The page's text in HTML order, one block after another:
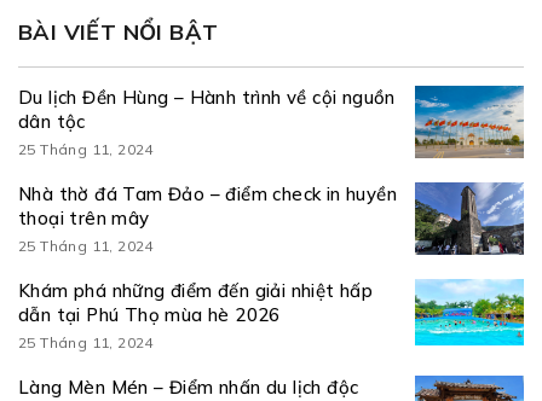
BÀI VIẾT NỔI BẬT
Du lịch Đền Hùng – Hành trình về cội nguồn
dân tộc
25 Tháng 11, 2024
Nhà thờ đá Tam Đảo – điểm check in huyền
thoại trên mây
25 Tháng 11, 2024
Khám phá những điểm đến giải nhiệt hấp
dẫn tại Phú Thọ mùa hè 2026
25 Tháng 11, 2024
Làng Mèn Mén – Điểm nhấn du lịch độc